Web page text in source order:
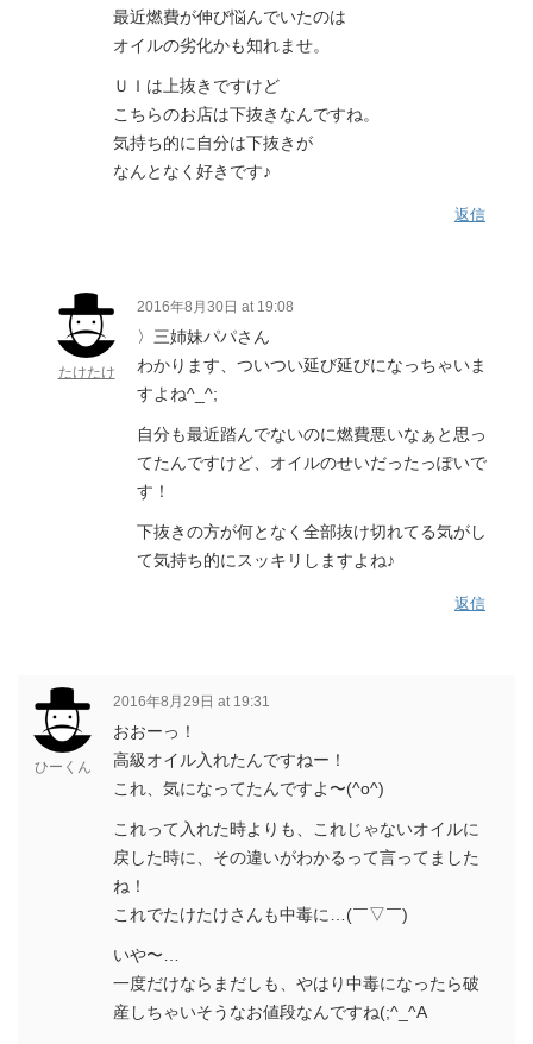
最近燃費が伸び悩んでいたのは
オイルの劣化かも知れませ。
ＵＩは上抜きですけど
こちらのお店は下抜きなんですね。
気持ち的に自分は下抜きが
なんとなく好きです♪
返信
たけたけ
2016年8月30日 at 19:08
〉三姉妹パパさん
わかります、ついつい延び延びになっちゃいま
すよね^_^;
自分も最近踏んでないのに燃費悪いなぁと思っ
てたんですけど、オイルのせいだったっぽいで
す！
下抜きの方が何となく全部抜け切れてる気がし
て気持ち的にスッキリしますよね♪
返信
ひーくん
2016年8月29日 at 19:31
おおーっ！
高級オイル入れたんですねー！
これ、気になってたんですよ〜(^o^)
これって入れた時よりも、これじゃないオイルに
戻した時に、その違いがわかるって言ってました
ね！
これでたけたけさんも中毒に…(￣▽￣)
いや〜…
一度だけならまだしも、やはり中毒になったら破
産しちゃいそうなお値段なんですね(;^_^A